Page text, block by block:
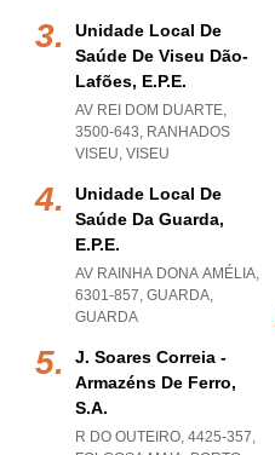
Unidade Local De
Saúde De Viseu Dão-
Lafões, E.p.e.
AV REI DOM DUARTE,
3500-643, RANHADOS
VISEU, VISEU
Unidade Local De
Saúde Da Guarda,
E.p.e.
AV RAINHA DONA AMÉLIA,
6301-857, GUARDA,
GUARDA
J. Soares Correia -
Armazéns De Ferro,
S.a.
R DO OUTEIRO, 4425-357,